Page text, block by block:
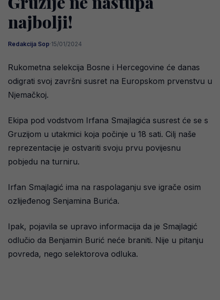
najbolji!
Redakcija Sop·15/01/2024
Rukometna selekcija Bosne i Hercegovine će danas
odigrati svoj završni susret na Europskom prvenstvu u
Njemačkoj.
Ekipa pod vodstvom Irfana Smajlagića susrest će se s
Gruzijom u utakmici koja počinje u 18 sati. Cilj naše
reprezentacije je ostvariti svoju prvu povijesnu
pobjedu na turniru.
Irfan Smajlagić ima na raspolaganju sve igrače osim
ozlijeđenog Senjamina Burića.
Ipak, pojavila se upravo informacija da je Smajlagić
odlučio da Benjamin Burić neće braniti. Nije u pitanju
povreda, nego selektorova odluka.